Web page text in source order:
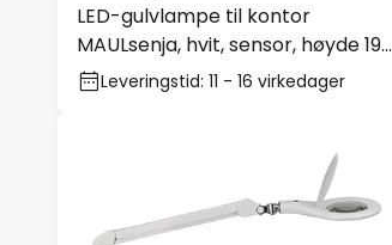
LED-gulvlampe til kontor
MAULsenja, hvit, sensor, høyde 196
cmLeveringstid: 11 - 16 virkedager